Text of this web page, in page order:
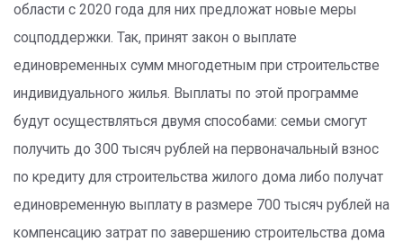
области с 2020 года для них предложат новые меры
соцподдержки. Так, принят закон о выплате
единовременных сумм многодетным при строительстве
индивидуального жилья. Выплаты по этой программе
будут осуществляться двумя способами: семьи смогут
получить до 300 тысяч рублей на первоначальный взнос
по кредиту для строительства жилого дома либо получат
единовременную выплату в размере 700 тысяч рублей на
компенсацию затрат по завершению строительства дома